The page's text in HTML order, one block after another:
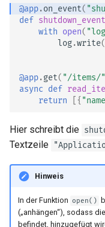
@app.on_event(
def shutdown_event
with open(
log.write(
@app.get( "/items/"
async def
return
[{
Hier schreibt die
Textzeile
Hinweis
In der Funktion open()
(„anhängen“), sodass
befindet, hinzugefügt